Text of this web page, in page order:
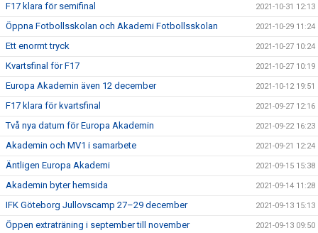
F17 klara för semifinal 2021-10-31 12:13
Öppna Fotbollsskolan och Akademi Fotbollsskolan 2021-10-29 11:24
Ett enormt tryck 2021-10-27 10:24
Kvartsfinal för F17 2021-10-27 10:19
Europa Akademin även 12 december 2021-10-12 19:51
F17 klara för kvartsfinal 2021-09-27 12:16
Två nya datum för Europa Akademin 2021-09-22 16:23
Akademin och MV1 i samarbete 2021-09-21 12:24
Äntligen Europa Akademi 2021-09-15 15:38
Akademin byter hemsida 2021-09-14 11:28
IFK Göteborg Jullovscamp 27–29 december 2021-09-13 15:13
Öppen extraträning i september till november 2021-09-13 09:50